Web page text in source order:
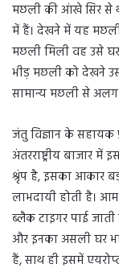
मछली की आंखे सिर से
में हैं। देखने में यह
मछली मिली वह उसे
भीड़ मछली को देखने
सामान्य मछली से
जंतु विज्ञान के सहायक
अंतरराष्ट्रीय बाजार
श्रृंप है, इसका आकार
लाभदायी होती है।
ब्लैक टाइगर पाई
और इनका असली घर
हैं, साथ ही इसमें